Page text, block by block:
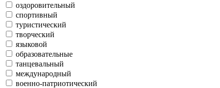
оздоровительный
спортивный
туристический
творческий
языковой
образовательные
танцевальный
международный
военно-патриотический